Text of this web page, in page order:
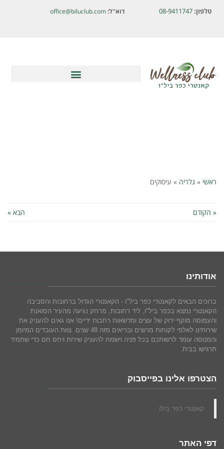
טלפון: 08-9411747 דוא"ל:office@biluclub.com
ראשי » גלריה » עיסוקים
« הקודם הבא »
אודותינו
ברוכים הבאים לקאנטרי כפר ביל"ו - הקאנטרי הגדול ברחובות והסביבה
הקאנטרי נמצא בכפר ביל"ו, ליד רחובות, מרחק נגיעה מהעיר הסואנת
והעמוסה מוקף ירוק של עצים ומדשאות רחבות ידיים! אנו גאים להעניק את
שירותינו לאלפי לקוחות מרוצים ובריאים מזה 48 שנים. צוות העובדים המיומן
והמנוסה עומד לרשותכם בכל פניה וישמח להעניק שירות ויחס חם כדי שתמיד
תרגישו בבית.
הצטרפו אלינו בפייסבוק
‏קאנטרי כפר בילו‏
דפי האתר